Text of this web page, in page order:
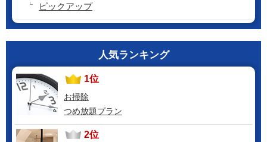
ピックアップ
人気ランキング
1位
お掃除
つめ放題プラン
2位